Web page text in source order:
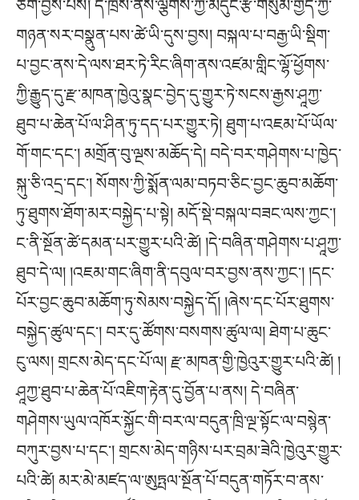
ཅིག་བྱས་པས། དེ་ཁྲོས་ནས་ལྕགས་ཀྱི་མདུང་རྩེ་གསུམ་གྱད་ཀྱི་
གཉན་སར་བསྣུན་པས་ཚེ་ཡི་དུས་བྱས། བསྐལ་པ་བརྒྱ་ཡི་སྡིག་
པ་བྱང་ནས་དེ་ལས་ཐར་ཏེ་རིང་ཞིག་ནས་འཛམ་གླིང་ལྷོ་ཕྱོགས་
ཀྱི་རྒྱུད་དུ་རྫ་མཁན་ཁྱེའུ་སྣང་བྱེད་དུ་གྱུར་ཏེ་སངས་རྒྱས་ཤཱཀྱ་
ཐུབ་པ་ཆེན་པོ་ལ་ཤིན་ཏུ་དད་པར་གྱུར་ཏེ། ཐུག་པ་འཇམ་པོ་ཡོལ་
གོ་གང་དང་། མགྲོན་བུ་ལྔས་མཆོད་དེ། བདེ་བར་གཤེགས་པ་ཁྱེད་
སྐུ་ཅི་འདྲ་དང་། སོགས་ཀྱི་སྨོན་ལམ་བཏབ་ཅིང་བྱང་ཆུབ་མཆོག་
ཏུ་ཐུགས་ཐོག་མར་བསྐྱེད་པ་སྟེ། མདོ་སྡེ་བསྐལ་བཟང་ལས་ཀྱང་།
ང་ནི་སྔོན་ཚེ་དམན་པར་གྱུར་པའི་ཚེ། །དེ་བཞིན་གཤེགས་པ་ཤཱཀྱ་
ཐུབ་དེ་ལ། །འཇམ་གང་ཞིག་ནི་དབུལ་བར་བྱས་ནས་ཀྱང་། །དང་
པོར་བྱང་ཆུབ་མཆོག་ཏུ་སེམས་བསྐྱེད་དོ། །ཞེས་དང་པོར་ཐུགས་
བསྐྱེད་ཚུལ་དང་། བར་དུ་ཚོགས་བསགས་ཚུལ་ལ། ཐེག་པ་ཆུང་
ངུ་ལས། གྲངས་མེད་དང་པོ་ལ། རྫ་མཁན་གྱི་ཁྱེའུར་གྱུར་པའི་ཚེ། །
ཤཱཀྱ་ཐུབ་པ་ཆེན་པོ་འཇིག་རྟེན་དུ་བྱོན་པ་ནས། དེ་བཞིན་
གཤེགས་ཡུལ་འཁོར་སྐྱོང་གི་བར་ལ་བདུན་ཁྲི་ལྔ་སྟོང་ལ་བསྙེན་
བཀུར་བྱས་པ་དང་། གྲངས་མེད་གཉིས་པར་བྲམ་ཟེའི་ཁྱེའུར་གྱུར་
པའི་ཚེ། མར་མེ་མཛད་ལ་ཨུཏྤལ་སྔོན་པོ་བདུན་གཏོར་བ་ནས་